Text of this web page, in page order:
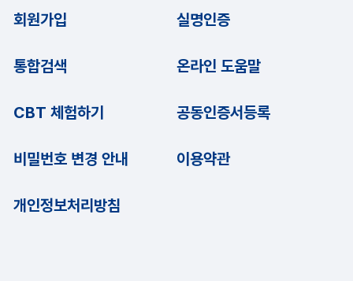
회원가입 실명인증
통합검색 온라인 도움말
CBT 체험하기 공동인증서등록
비밀번호 변경 안내 이용약관
개인정보처리방침